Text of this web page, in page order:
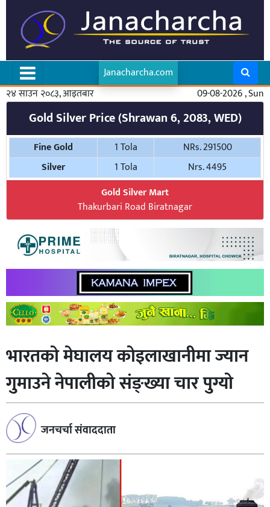
Janacharcha.com
२४ साउन २०८३, आइतबार
09-08-2026 , Sun
Gold Silver Price (Shrawan 6, 2083, WED)
Fine Gold 1 Tola
NRs. 291500
Silver
1 Tola
Nrs. 4495
Gold Silver Mart
Thakurbari Road Biratnagar
भारतकाे मेघालय कोइलाखानीमा ज्यान
गुमाउने नेपालीको संङ्ख्या चार पुग्यो
जनचर्चा संवाददाता